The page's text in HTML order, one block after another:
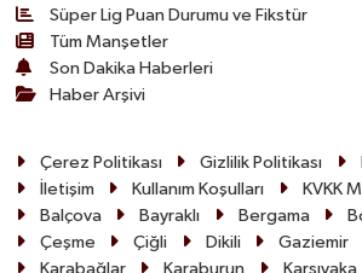
Süper Lig Puan Durumu ve Fikstür
Tüm Manşetler
Son Dakika Haberleri
Haber Arşivi
Çerez Politikası Gizlilik Politikası
İletişim
Kullanım Koşulları KVKK
Balçova
Bayraklı Bergama
Çeşme
Çiğli Dikili Gaziemir
Karabağlar
Karaburun Karşıyaka